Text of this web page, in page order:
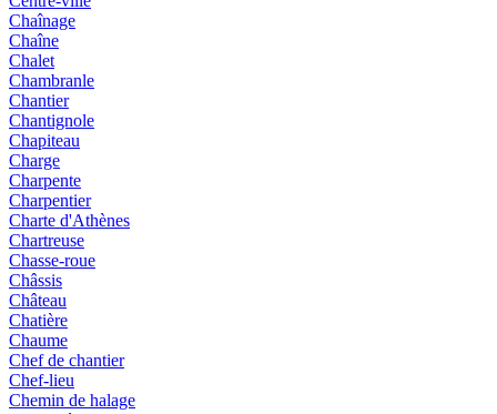
Chaînage
Chaîne
Chalet
Chambranle
Chantier
Chantignole
Chapiteau
Charge
Charpente
Charpentier
Charte d'Athènes
Chartreuse
Chasse-roue
Châssis
Château
Chatière
Chaume
Chef de chantier
Chef-lieu
Chemin de halage